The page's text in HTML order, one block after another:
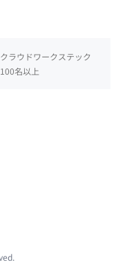
ラウドワークステック
名以上